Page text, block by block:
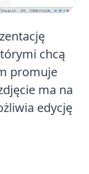
chcą
promuje
ma na
edycję